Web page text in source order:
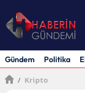
Gündem Politika
/ Kripto